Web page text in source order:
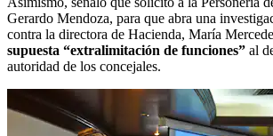
Gerardo Mendoza, para que abra una
contra la directora de Hacienda, María
supuesta “extralimitación de funciones” al
autoridad de los concejales.